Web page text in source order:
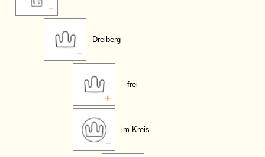
Dreiberg
frei
im Kreis